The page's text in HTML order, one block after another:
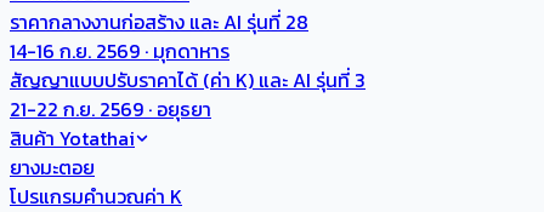
ราคากลางงานก่อสร้าง และ AI รุ่นที่ 28
14-16 ก.ย. 2569 · มุกดาหาร
สัญญาแบบปรับราคาได้ (ค่า K) และ AI รุ่นที่ 3
21-22 ก.ย. 2569 · อยุธยา
สินค้า Yotathai
ยางมะตอย
โปรแกรมคำนวณค่า K